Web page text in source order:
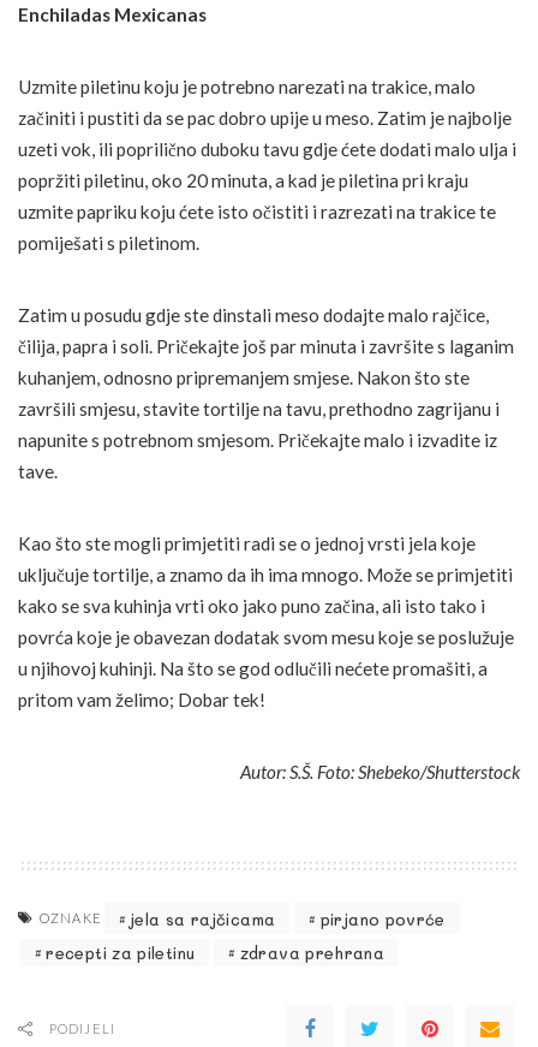
Enchiladas Mexicanas
Uzmite piletinu koju je potrebno narezati na trakice, malo
začiniti i pustiti da se pac dobro upije u meso. Zatim je najbolje
uzeti vok, ili poprilično duboku tavu gdje ćete dodati malo ulja i
popržiti piletinu, oko 20 minuta, a kad je piletina pri kraju
uzmite papriku koju ćete isto očistiti i razrezati na trakice te
pomiješati s piletinom.
Zatim u posudu gdje ste dinstali meso dodajte malo rajčice,
čilija, papra i soli. Pričekajte još par minuta i završite s laganim
kuhanjem, odnosno pripremanjem smjese. Nakon što ste
završili smjesu, stavite tortilje na tavu, prethodno zagrijanu i
napunite s potrebnom smjesom. Pričekajte malo i izvadite iz
tave.
Kao što ste mogli primjetiti radi se o jednoj vrsti jela koje
uključuje tortilje, a znamo da ih ima mnogo. Može se primjetiti
kako se sva kuhinja vrti oko jako puno začina, ali isto tako i
povrća koje je obavezan dodatak svom mesu koje se poslužuje
u njihovoj kuhinji. Na što se god odlučili nećete promašiti, a
pritom vam želimo; Dobar tek!
Autor: S.Š. Foto: Shebeko/Shutterstock
OZNAKE jela sa rajčicama
pirjano povrće
recepti za piletinu
zdrava prehrana
PODIJELI